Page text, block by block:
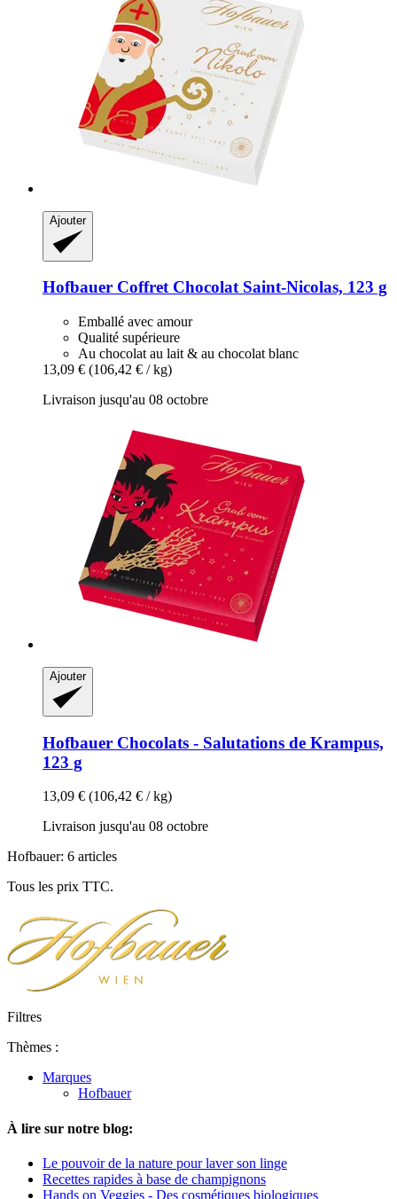
Ajouter
Hofbauer Coffret Chocolat Saint-​Nicolas, 123 g
Emballé avec amour
Qualité supérieure
Au chocolat au lait & au chocolat blanc
13,09 € (106,42 € / kg)
Livraison jusqu'au 08 octobre
Ajouter
Hofbauer Chocolats -​ Salutations de Krampus,
123 g
13,09 € (106,42 € / kg)
Livraison jusqu'au 08 octobre
Hofbauer: 6 articles
Tous les prix TTC.
Filtres
Thèmes :
Marques
Hofbauer
À lire sur notre blog:
Le pouvoir de la nature pour laver son linge
Recettes rapides à base de champignons
Hands on Veggies - Des cosmétiques biologiques